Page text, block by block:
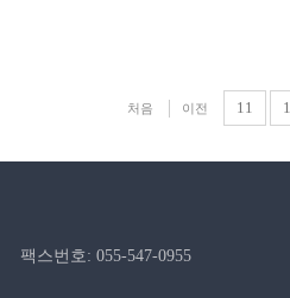
처음 이전 11
팩스번호: 055-547-0955